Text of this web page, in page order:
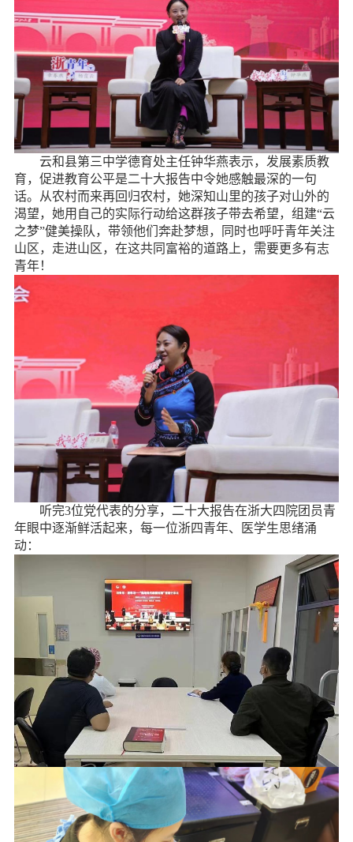
云和县第三中学德育处主任钟华燕表示，发展素质教
育，促进教育公平是二十大报告中令她感触最深的一句
话。从农村而来再回归农村，她深知山里的孩子对山外的
渴望，她用自己的实际行动给这群孩子带去希望，组建“云
之梦”健美操队，带领他们奔赴梦想，同时也呼吁青年关注
山区，走进山区，在这共同富裕的道路上，需要更多有志
青年！
听完3位党代表的分享，二十大报告在浙大四院团员青
年眼中逐渐鲜活起来，每一位浙四青年、医学生思绪涌
动：